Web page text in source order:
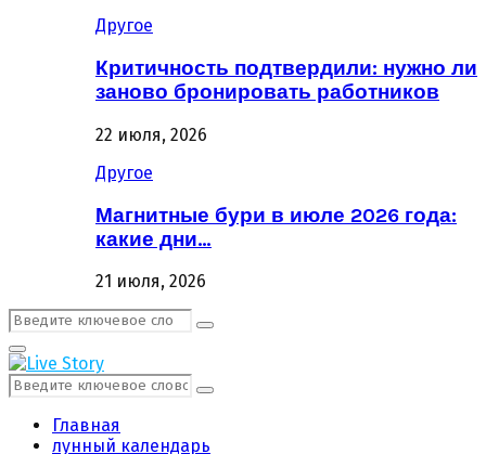
Другое
Критичность подтвердили: нужно ли
заново бронировать работников
22 июля, 2026
Другое
Магнитные бури в июле 2026 года:
какие дни…
21 июля, 2026
Поиск:
Поиск
Первичное
Меню
Поиск:
Поиск
Главная
лунный календарь